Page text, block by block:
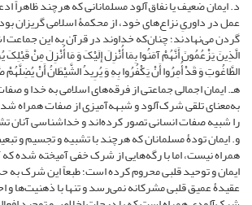
د. ایمان ضعیف یا نفاق‌آلود مسلمانانی که هرچند ظاهراً
عمل در داوریِ نزاع‌های خود، از محکمۀ اسلامی گریزان
گردن می‌نهادند؛ چنان‌که خداوند در قرآن به این جماعت
الَّذِینَ یَزْعُمُونَ أَنَّهُمْ آمَنُوا بِمَا أُنْزِلَ إِلَیْکَ وَ مَا أُنْزِلَ مِنْ قَبْلِکَ
الطَّاغُوتِ وَ قَدْ أُمِرُوا أَنْ یَکْفُرُوا بِهِ وَ یُرِیدُ الشَّیْطَانُ أَنْ یُضِلَّهُمْ
هـ. ایمان اجمالی جماعتی از فرقه‌های اسلامی به خدا و
به‌معنای تلقی شرک‌آلود و شبهه‌آمیزی از صفات همراه
را شبیه صفات انسانی تصور کرده‌اند و خداشناسی آنان
و. ایمان تودۀ مسلمانان که هرچند با تشبیه و تجسیم و
همراه نیست، اما با رگه‌هایی از شرک خفی آمیخته شده که
ایمان و توحید قلبی محروم کرده است؛ طبعاً این شرک به
عقیدۀ عمیق قلبی مشرکانه نمی‌رسد و تنها با